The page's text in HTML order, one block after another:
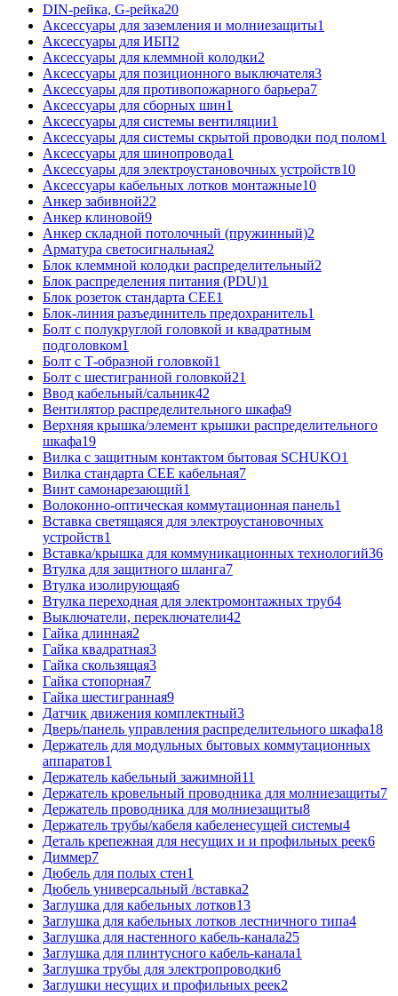
DIN-рейка, G-рейка20
Аксессуары для заземления и молниезащиты1
Аксессуары для ИБП2
Аксессуары для клеммной колодки2
Аксессуары для позиционного выключателя3
Аксессуары для противопожарного барьера7
Аксессуары для сборных шин1
Аксессуары для системы вентиляции1
Аксессуары для системы скрытой проводки под полом1
Аксессуары для шинопровода1
Аксессуары для электроустановочных устройств10
Аксессуары кабельных лотков монтажные10
Анкер забивной22
Анкер клиновой9
Анкер складной потолочный (пружинный)2
Арматура светосигнальная2
Блок клеммной колодки распределительный2
Блок распределения питания (PDU)1
Блок розеток стандарта CEE1
Блок-линия разъединитель предохранитель1
Болт с полукруглой головкой и квадратным
подголовком1
Болт с Т-образной головкой1
Болт с шестигранной головкой21
Ввод кабельный/сальник42
Вентилятор распределительного шкафа9
Верхняя крышка/элемент крышки распределительного
шкафа19
Вилка с защитным контактом бытовая SCHUKO1
Вилка стандарта CEE кабельная7
Винт самонарезающий1
Волоконно-оптическая коммутационная панель1
Вставка светящаяся для электроустановочных
устройств1
Вставка/крышка для коммуникационных технологий36
Втулка для защитного шланга7
Втулка изолирующая6
Втулка переходная для электромонтажных труб4
Выключатели, переключатели42
Гайка длинная2
Гайка квадратная3
Гайка скользящая3
Гайка стопорная7
Гайка шестигранная9
Датчик движения комплектный3
Дверь/панель управления распределительного шкафа18
Держатель для модульных бытовых коммутационных
аппаратов1
Держатель кабельный зажимной11
Держатель кровельный проводника для молниезащиты7
Держатель проводника для молниезащиты8
Держатель трубы/кабеля кабеленесущей системы4
Деталь крепежная для несущих и и профильных реек6
Диммер7
Дюбель для полых стен1
Дюбель универсальный /вставка2
Заглушка для кабельных лотков13
Заглушка для кабельных лотков лестничного типа4
Заглушка для настенного кабель-канала25
Заглушка для плинтусного кабель-канала1
Заглушка трубы для электропроводки6
Заглушки несущих и профильных реек2